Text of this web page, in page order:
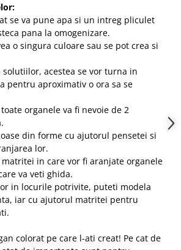
se va pune apa si un intreg pliculet
pana la omogenizare.
o singura culoare sau se pot crea si
solutiilor, acestea se vor turna in
pentru aproximativ o ora sa se
organele va fi nevoie de 2
din forme cu ajutorul pensetei si
lor.
in care vor fi aranjate organele
va veti ghida.
in locurile potrivite, puteti modela
iar cu ajutorul matritei pentru
colorat pe care l-ati creat! Pe cat de